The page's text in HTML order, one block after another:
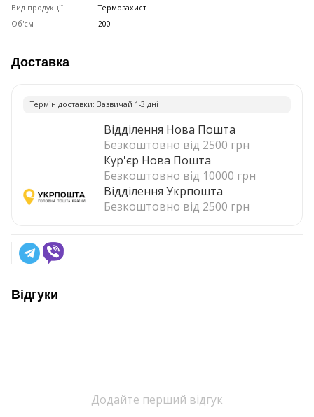
Вид продукції
Термозахист
Об'єм
200
Доставка
Термiн доставки: Зазвичай 1-3 днi
Відділення Нова Пошта
Безкоштовно від 2500 грн
Кур'єр Нова Пошта
Безкоштовно від 10000 грн
Відділення Укрпошта
Безкоштовно від 2500 грн
Відгуки
Додайте перший відгук